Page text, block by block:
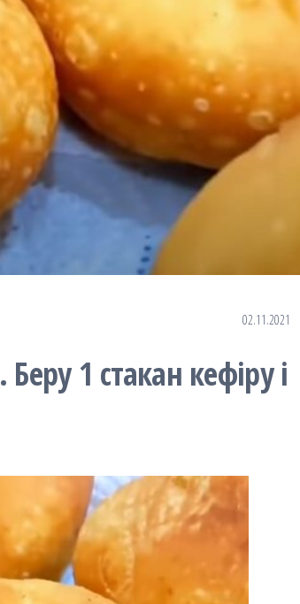
02.11.2021
1 стакан кефіру і